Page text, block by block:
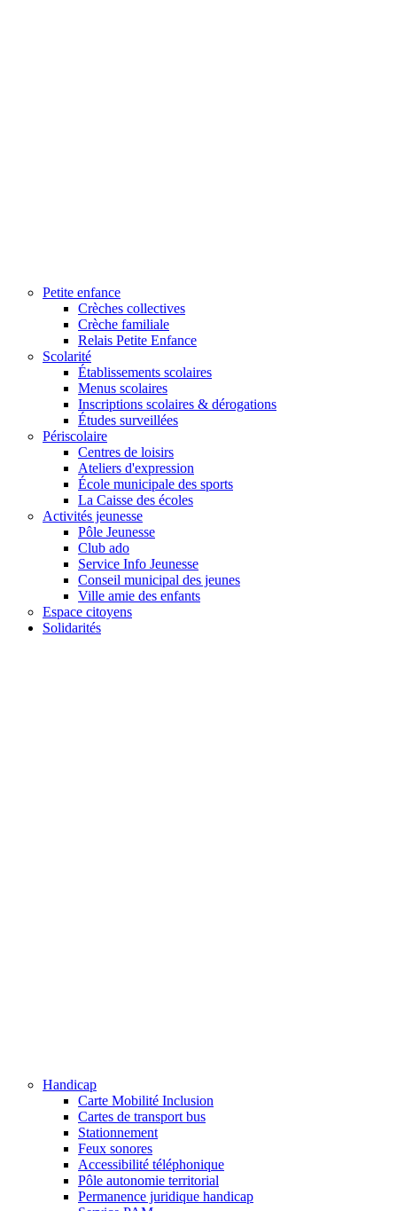
Petite enfance
Crèches collectives
Crèche familiale
Relais Petite Enfance
Scolarité
Établissements scolaires
Menus scolaires
Inscriptions scolaires & dérogations
Études surveillées
Périscolaire
Centres de loisirs
Ateliers d'expression
École municipale des sports
La Caisse des écoles
Activités jeunesse
Pôle Jeunesse
Club ado
Service Info Jeunesse
Conseil municipal des jeunes
Ville amie des enfants
Espace citoyens
Solidarités
Handicap
Carte Mobilité Inclusion
Cartes de transport bus
Stationnement
Feux sonores
Accessibilité téléphonique
Pôle autonomie territorial
Permanence juridique handicap